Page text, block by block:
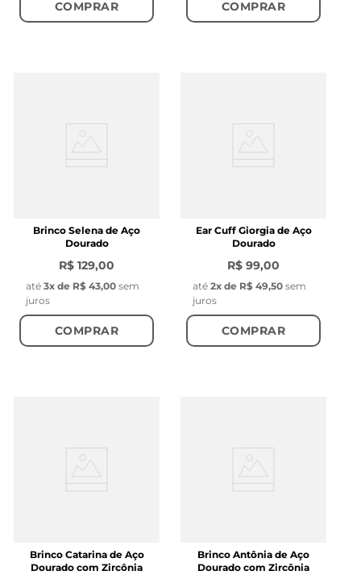
COMPRAR COMPRAR
Brinco Selena de Aço
Dourado
R$ 129,00
até 3x de R$ 43,00 sem
juros
COMPRAR
Ear Cuff Giorgia de Aço
Dourado
R$ 99,00
até 2x de R$ 49,50 sem
juros
COMPRAR
Brinco Catarina de Aço
Dourado com Zircônia
Brinco Antônia de Aço
Dourado com Zircônia